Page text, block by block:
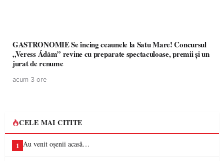
GASTRONOMIE Se încing ceaunele la Satu Mare! Concursul
„Veress Ádám” revine cu preparate spectaculoase, premii și un
jurat de renume
acum 3 ore
CELE MAI CITITE
1 Au venit oșenii acasă…